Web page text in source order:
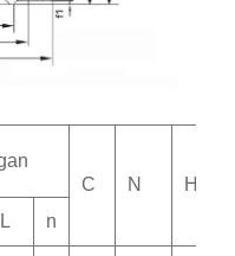
C
N H
L n